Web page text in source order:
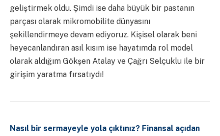
geliştirmek oldu. Şimdi ise daha büyük bir pastanın
parçası olarak mikromobilite dünyasını
şekillendirmeye devam ediyoruz. Kişisel olarak beni
heyecanlandıran asıl kısım ise hayatımda rol model
olarak aldığım Gökşen Atalay ve Çağrı Selçuklu ile bir
girişim yaratma fırsatıydı!
Nasıl bir sermayeyle yola çıktınız? Finansal açıdan